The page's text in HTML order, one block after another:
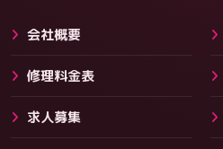
会社概要
修理料金表
求人募集